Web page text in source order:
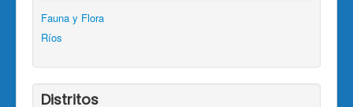
Fauna y Flora
Ríos
Distritos